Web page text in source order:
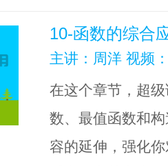
10-函数的综合
主讲：周洋 视频
在这个章节，超
数、最值函数和
容的延伸，强化